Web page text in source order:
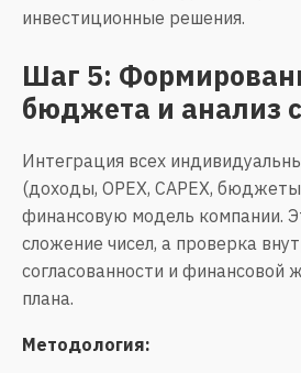
инвестиционные решения.
Шаг 5:
бюджета и анализ
Интеграция всех
(доходы, OPEX, CAPEX,
финансовую модель компании.
сложение чисел, а проверка
согласованности и финансовой
плана.
Методология: